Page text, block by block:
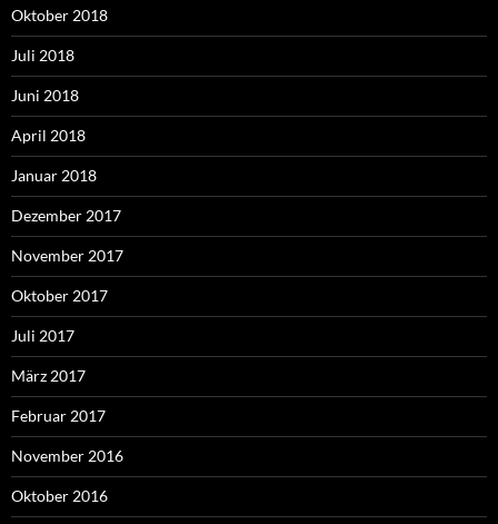
Oktober 2018
Juli 2018
Juni 2018
April 2018
Januar 2018
Dezember 2017
November 2017
Oktober 2017
Juli 2017
März 2017
Februar 2017
November 2016
Oktober 2016